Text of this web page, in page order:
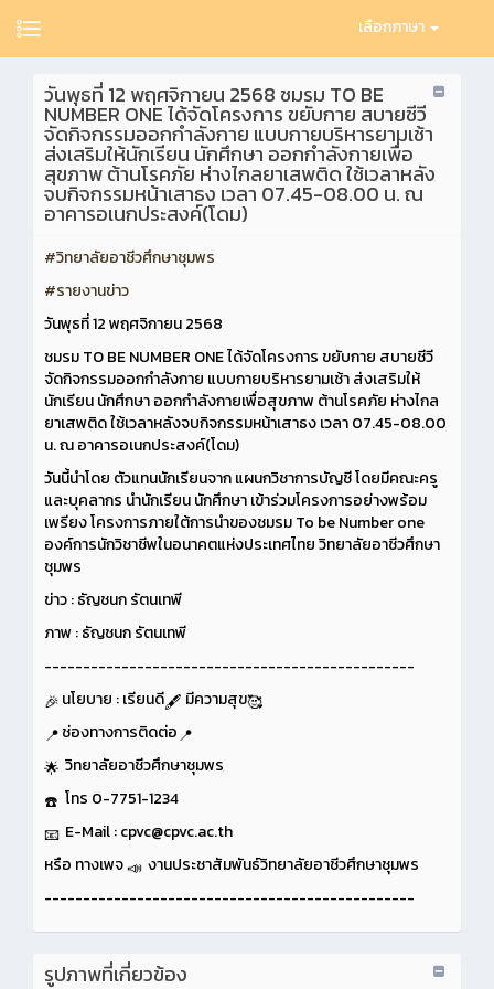
เลือกภาษา
วันพุธที่ 12 พฤศจิกายน 2568 ชมรม TO BE
NUMBER ONE ได้จัดโครงการ ขยับกาย สบายชีวี
จัดกิจกรรมออกกำลังกาย แบบกายบริหารยามเช้า
ส่งเสริมให้นักเรียน นักศึกษา ออกกำลังกายเพื่อ
สุขภาพ ต้านโรคภัย ห่างไกลยาเสพติด ใช้เวลาหลัง
จบกิจกรรมหน้าเสาธง เวลา 07.45-08.00 น. ณ
อาคารอเนกประสงค์(โดม)
#วิทยาลัยอาชีวศึกษาชุมพร
#รายงานข่าว
วันพุธที่ 12 พฤศจิกายน 2568
ชมรม TO BE NUMBER ONE ได้จัดโครงการ ขยับกาย สบายชีวี
จัดกิจกรรมออกกำลังกาย แบบกายบริหารยามเช้า ส่งเสริมให้
นักเรียน นักศึกษา ออกกำลังกายเพื่อสุขภาพ ต้านโรคภัย ห่างไกล
ยาเสพติด ใช้เวลาหลังจบกิจกรรมหน้าเสาธง เวลา 07.45-08.00
น. ณ อาคารอเนกประสงค์(โดม)
วันนี้นำโดย ตัวแทนนักเรียนจาก แผนกวิชาการบัญชี โดยมีคณะครู
และบุคลากร นำนักเรียน นักศึกษา เข้าร่วมโครงการอย่างพร้อม
เพรียง โครงการภายใต้การนำของชมรม To be Number one
องค์การนักวิชาชีพในอนาคตแห่งประเทศไทย วิทยาลัยอาชีวศึกษา
ชุมพร
ข่าว : ธัญชนก รัตนเทพี
ภาพ : ธัญชนก รัตนเทพี
------------------------------------------------
นโยบาย : เรียนดี
มีความสุข
ช่องทางการติดต่อ
วิทยาลัยอาชีวศึกษาชุมพร
โทร 0-7751-1234
E-Mail : cpvc@cpvc.ac.th
หรือ ทางเพจ
งานประชาสัมพันธ์วิทยาลัยอาชีวศึกษาชุมพร
------------------------------------------------
รูปภาพที่เกี่ยวข้อง